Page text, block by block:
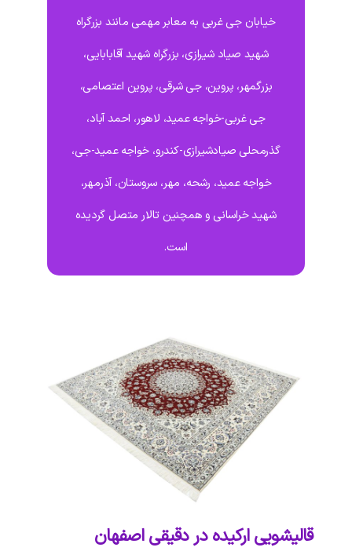
خیابان جی غربی به معابر مهمی مانند بزرگراه
شهید صیاد شیرازی، بزرگراه شهید آقابابایی،
بزرگمهر، پروین، جی شرقی، پروین اعتصامی،
جی غربی-خواجه عمید، لاهور، احمد آباد،
گذرمحلی صیادشیرازی-کندرو، خواجه عمید-جی،
خواجه عمید، رشحه، مهر، سروستان، آذرمهر،
شهید خراسانی و همچنین تالار متصل گردیده
است.
قالیشویی ارکیده در دقیقی اصفهان